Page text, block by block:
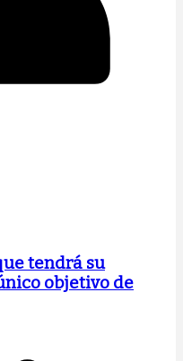
tendrá su
objetivo de